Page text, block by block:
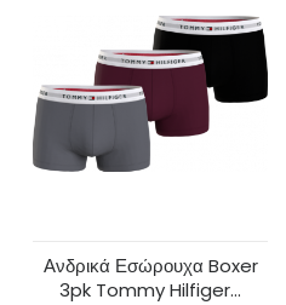
Ανδρικά Εσώρουχα Boxer
3pk Tommy Hilfiger...